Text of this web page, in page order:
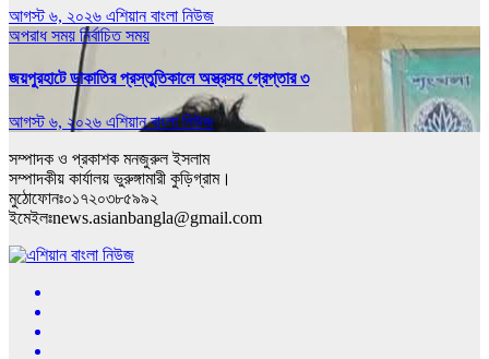
আগস্ট ৬, ২০২৬ এশিয়ান বাংলা নিউজ
অপরাধ সময় নির্বাচিত সময়
জয়পুরহাটে ডাকাতির প্রস্তুতিকালে অস্ত্রসহ গ্রেপ্তার ৩
আগস্ট ৬, ২০২৬ এশিয়ান বাংলা নিউজ
সম্পাদক ও প্রকাশক মনজুরুল ইসলাম
সম্পাদকীয় কার্যালয় ভুরুঙ্গামারী কুড়িগ্রাম।
মুঠোফোনঃ০১৭২০৩৮৫৯৯২
ইমেইলঃnews.asianbangla@gmail.com